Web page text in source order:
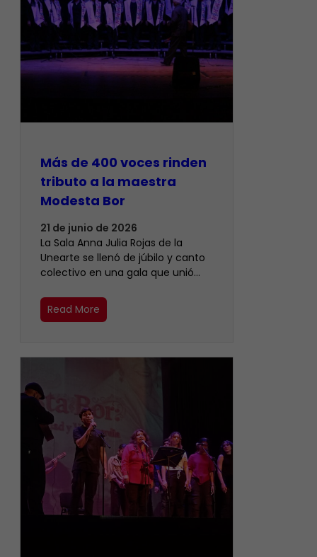
Más de 400 voces rinden
tributo a la maestra
Modesta Bor
21 de junio de 2026
​La Sala Anna Julia Rojas de la
Unearte se llenó de júbilo y canto
colectivo en una gala que unió…
Read More